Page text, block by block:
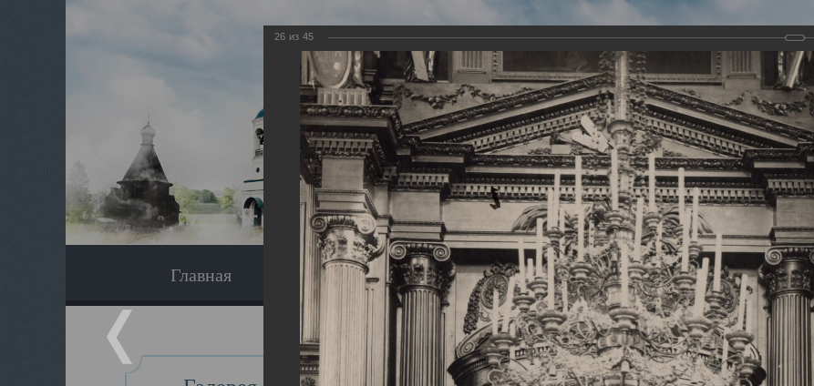
Земли
Сайт создан по
и
Главная Экскурсия Наследники Галерея
Главная Галерея Храмы-мученики Архангельска Свято-
26 из 45